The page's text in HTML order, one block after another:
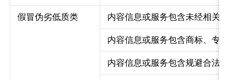
假冒伪劣低质类 内容信息或服务包含未经相关
内容信息或服务包含商标、专
内容信息或服务包含规避合法